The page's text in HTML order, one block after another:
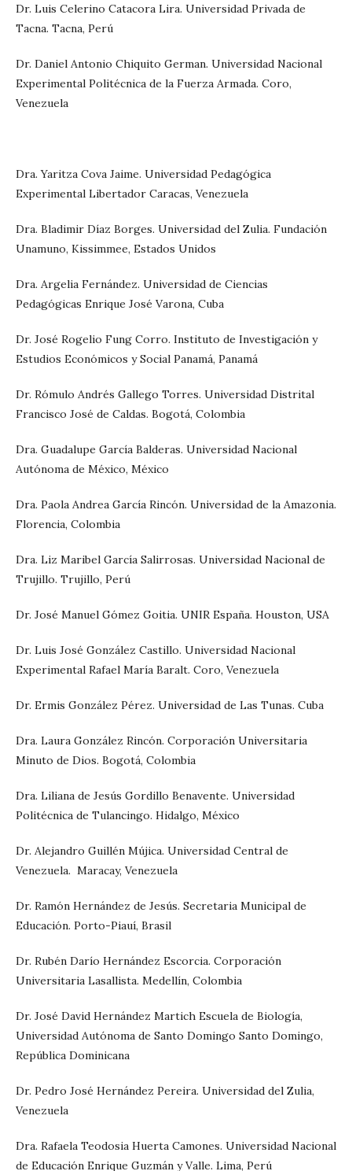
Dr. Luis Celerino Catacora Lira. Universidad Privada de
Tacna. Tacna, Perú
Dr. Daniel Antonio Chiquito German. Universidad Nacional
Experimental Politécnica de la Fuerza Armada. Coro,
Venezuela
Dra. Yaritza Cova Jaime. Universidad Pedagógica
Experimental Libertador Caracas, Venezuela
Dra. Bladimir Díaz Borges. Universidad del Zulia. Fundación
Unamuno, Kissimmee, Estados Unidos
Dra. Argelia Fernández. Universidad de Ciencias
Pedagógicas Enrique José Varona, Cuba
Dr. José Rogelio Fung Corro. Instituto de Investigación y
Estudios Económicos y Social Panamá, Panamá
Dr. Rómulo Andrés Gallego Torres. Universidad Distrital
Francisco José de Caldas. Bogotá, Colombia
Dra. Guadalupe García Balderas. Universidad Nacional
Autónoma de México, México
Dra. Paola Andrea García Rincón. Universidad de la Amazonia.
Florencia, Colombia
Dra. Liz Maribel García Salirrosas. Universidad Nacional de
Trujillo. Trujillo, Perú
Dr. José Manuel Gómez Goitia. UNIR España. Houston, USA
Dr. Luis José González Castillo. Universidad Nacional
Experimental Rafael María Baralt. Coro, Venezuela
Dr. Ermis González Pérez. Universidad de Las Tunas. Cuba
Dra. Laura González Rincón. Corporación Universitaria
Minuto de Dios. Bogotá, Colombia
Dra. Liliana de Jesús Gordillo Benavente. Universidad
Politécnica de Tulancingo. Hidalgo, México
Dr. Alejandro Guillén Mújica. Universidad Central de
Venezuela. Maracay, Venezuela
Dr. Ramón Hernández de Jesús. Secretaria Municipal de
Educación. Porto-Piauí, Brasil
Dr. Rubén Darío Hernández Escorcia. Corporación
Universitaria Lasallista. Medellín, Colombia
Dr. José David Hernández Martich Escuela de Biología,
Universidad Autónoma de Santo Domingo Santo Domingo,
República Dominicana
Dr. Pedro José Hernández Pereira. Universidad del Zulia,
Venezuela
Dra. Rafaela Teodosia Huerta Camones. Universidad Nacional
de Educación Enrique Guzmán y Valle. Lima, Perú